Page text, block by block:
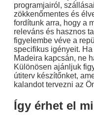
programjairól,
zökkenőmentes és
fordítunk arra, hogy a
releváns és hasznos
figyelembe véve a
specifikus igényeit.
Madeira kapcsán, ne
Különösen ajánljuk
útiterv készítőnket,
kalandot tervezni az
Így érhet el